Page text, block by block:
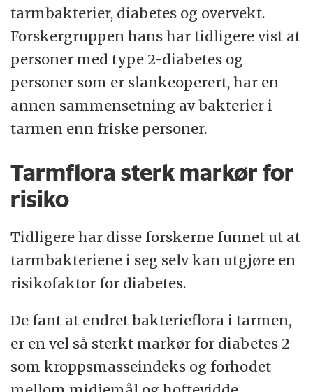
tarmbakterier, diabetes og overvekt.
Forskergruppen hans har tidligere vist at
personer med type 2-diabetes og
personer som er slankeoperert, har en
annen sammensetning av bakterier i
tarmen enn friske personer.
Tarmflora sterk markør for
risiko
Tidligere har disse forskerne funnet ut at
tarmbakteriene i seg selv kan utgjøre en
risikofaktor for diabetes.
De fant at endret bakterieflora i tarmen,
er en vel så sterkt markør for diabetes 2
som kroppsmasseindeks og forhodet